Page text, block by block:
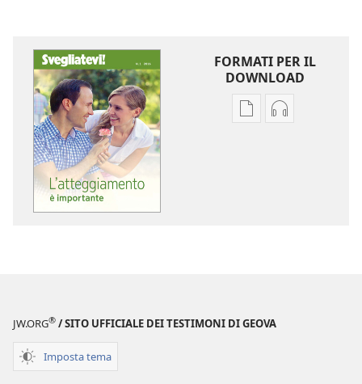
FORMATI PER IL
DOWNLOAD
OpzioniOpzioni
JW.ORG® / SITO UFFICIALE DEI TESTIMONI DI GEOVA
Imposta tema